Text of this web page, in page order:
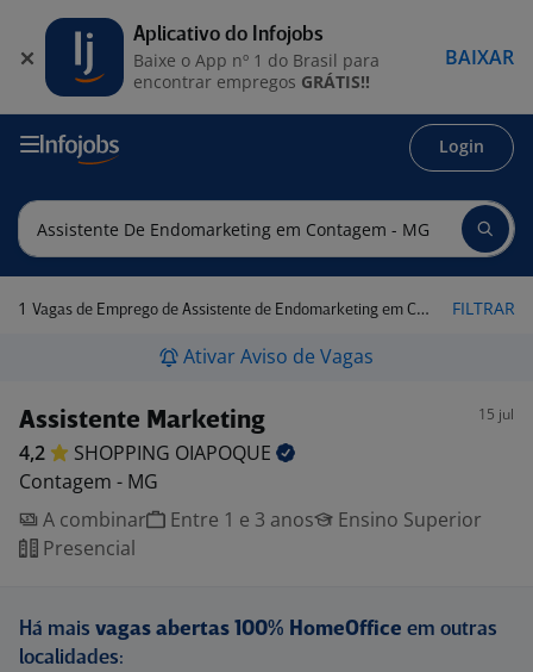
Login
1 Vagas de Emprego de Assistente de Endomarketing em Contagem - MG FILTRAR
Ativar Aviso de Vagas
Assistente Marketing 15 jul
4,2 SHOPPING OIAPOQUE
Contagem - MG
A combinar
Entre 1 e 3 anos
Ensino Superior
Presencial
Há mais vagas abertas 100% HomeOffice em outras
localidades:
Aplicativo do Infojobs
Baixe o App nº 1 do Brasil para
encontrar empregos GRÁTIS!!
BAIXAR